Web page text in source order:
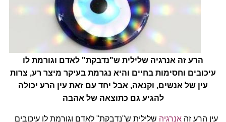
הרע זה אנרגיה שלילית ש"נדבקת" לאדם וגורמת לו
עיכובים וחסימות בחיים והיא נגרמת בעיקר מיצר רע, צרות
עין של אנשים, וקנאה, אבל יחד עם זאת עין הרע יכולה
להגיע גם כתוצאה של אהבה
עין הרע זה אנרגיה שלילית ש"נדבקת" לאדם וגורמת לו עיכובים